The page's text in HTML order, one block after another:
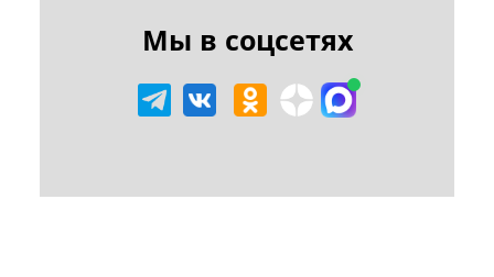
Мы в соцсетях